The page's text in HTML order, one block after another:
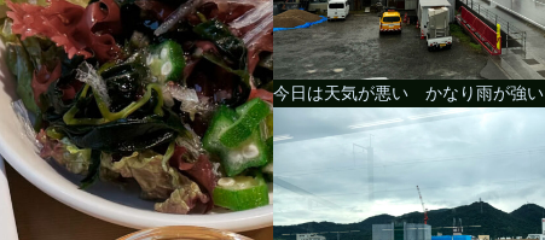
今日は天気が悪い かなり雨が強い